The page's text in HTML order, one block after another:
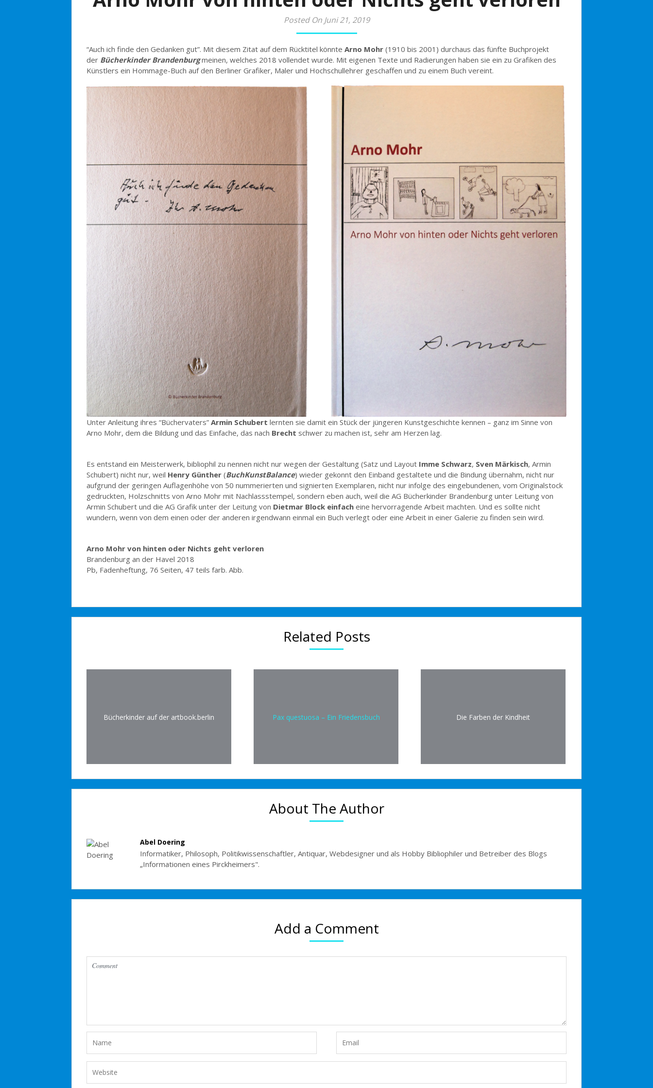
Posted On Juni 21, 2019
“Auch ich finde den Gedanken gut”. Mit diesem Zitat auf dem Rücktitel könnte Arno Mohr (1910 bis 2001) durchaus das fünfte Buchprojekt
der Bücherkinder Brandenburgmeinen, welches 2018 vollendet wurde. Mit eigenen Texte und Radierungen haben sie ein zu Grafiken des
Künstlers ein Hommage-Buch auf den Berliner Grafiker, Maler und Hochschullehrer geschaffen und zu einem Buch vereint.
Unter Anleitung ihres “Büchervaters” Armin Schubert lernten sie damit ein Stück der jüngeren Kunstgeschichte kennen – ganz im Sinne von
Arno Mohr, dem die Bildung und das Einfache, das nach Brecht schwer zu machen ist, sehr am Herzen lag.
Es entstand ein Meisterwerk, bibliophil zu nennen nicht nur wegen der Gestaltung (Satz und Layout Imme Schwarz, Sven Märkisch, Armin
Schubert) nicht nur, weil Henry Günther (BuchKunstBalance) wieder gekonnt den Einband gestaltete und die Bindung übernahm, nicht nur
aufgrund der geringen Auflagenhöhe von 50 nummerierten und signierten Exemplaren, nicht nur infolge des eingebundenen, vom Originalstock
gedruckten, Holzschnitts von Arno Mohr mit Nachlassstempel, sondern eben auch, weil die AG Bücherkinder Brandenburg unter Leitung von
Armin Schubert und die AG Grafik unter der Leitung von Dietmar Block einfach eine hervorragende Arbeit machten. Und es sollte nicht
wundern, wenn von dem einen oder der anderen irgendwann einmal ein Buch verlegt oder eine Arbeit in einer Galerie zu finden sein wird.
Arno Mohr von hinten oder Nichts geht verloren
Brandenburg an der Havel 2018
Pb, Fadenheftung, 76 Seiten, 47 teils farb. Abb.
Related Posts
Bücherkinder auf der artbook.berlin Pax questuosa – Ein Friedensbuch Die Farben der Kindheit
About The Author
Abel Doering
Informatiker, Philosoph, Politikwissenschaftler, Antiquar, Webdesigner und als Hobby Bibliophiler und Betreiber des Blogs
„Informationen eines Pirckheimers".
Add a Comment